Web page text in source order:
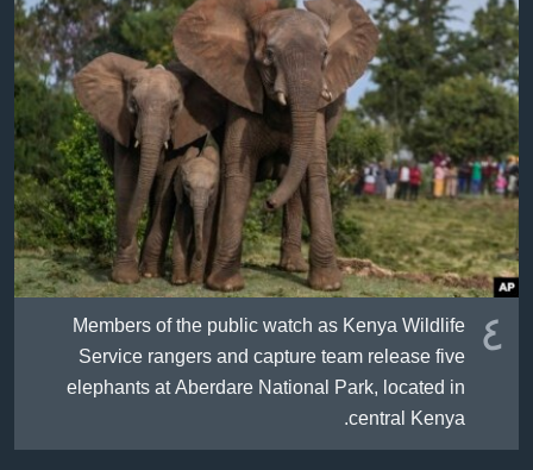
٤ Members of the public watch as Kenya Wildlife
Service rangers and capture team release five
elephants at Aberdare National Park, located in
central Kenya.